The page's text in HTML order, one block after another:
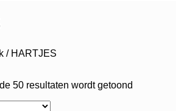
/HARTJES
50 resultaten wordt getoond